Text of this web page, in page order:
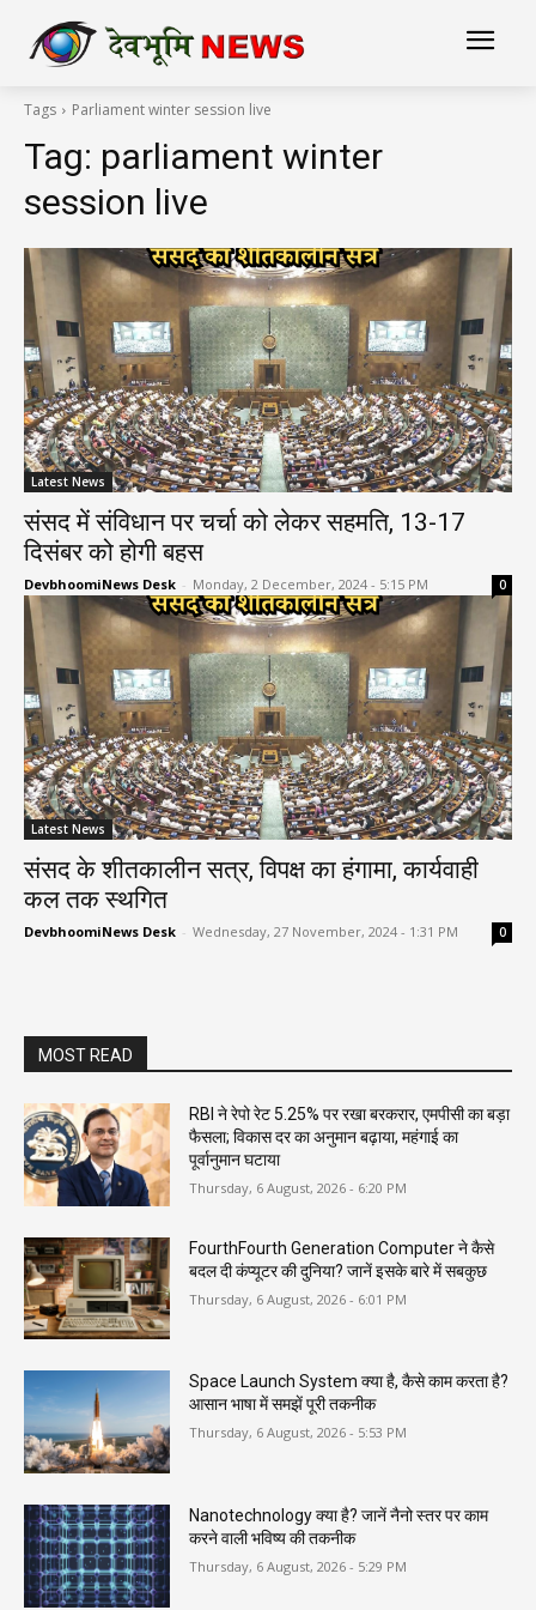
Tags Parliament winter session live
Tag: parliament winter
session live
Latest News
संसद में संविधान पर चर्चा को लेकर सहमति, 13-17
दिसंबर को होगी बहस
DevbhoomiNews Desk - Monday, 2 December, 2024 - 5:15 PM 0
Latest News
संसद के शीतकालीन सत्र, विपक्ष का हंगामा, कार्यवाही
कल तक स्थगित
DevbhoomiNews Desk - Wednesday, 27 November, 2024 - 1:31 PM 0
MOST READ
RBI ने रेपो रेट 5.25% पर रखा बरकरार, एमपीसी का बड़ा
फैसला; विकास दर का अनुमान बढ़ाया, महंगाई का
पूर्वानुमान घटाया
Thursday, 6 August, 2026 - 6:20 PM
FourthFourth Generation Computer ने कैसे
बदल दी कंप्यूटर की दुनिया? जानें इसके बारे में सबकुछ
Thursday, 6 August, 2026 - 6:01 PM
Space Launch System क्या है, कैसे काम करता है?
आसान भाषा में समझें पूरी तकनीक
Thursday, 6 August, 2026 - 5:53 PM
Nanotechnology क्या है? जानें नैनो स्तर पर काम
करने वाली भविष्य की तकनीक
Thursday, 6 August, 2026 - 5:29 PM